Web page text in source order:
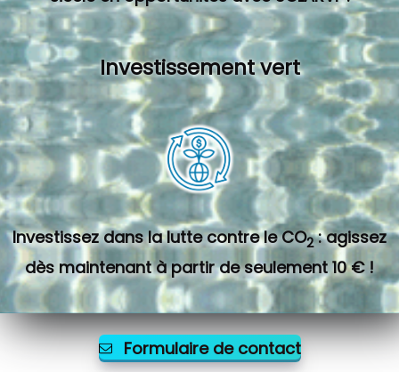
Investissement vert
Investissez dans la lutte contre le CO2 : agissez
dès maintenant à partir de seulement 10 € !
Formulaire de contact